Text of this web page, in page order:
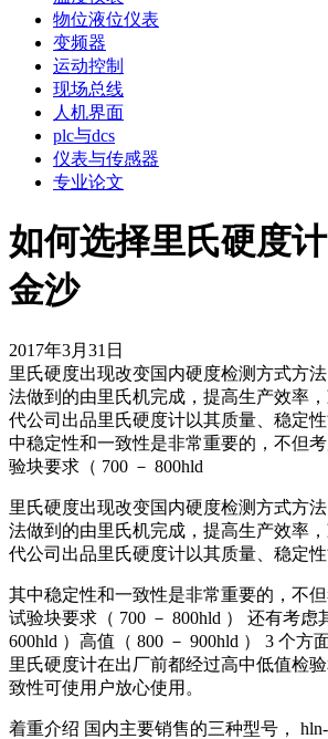
物位液位仪表
变频器
运动控制
现场总线
人机界面
plc与dcs
仪表与传感器
专业论文
如何选择里氏硬度
金沙
2017年3月31日
里氏硬度出现改变国内硬度检测方式方
法做到的由里氏机完成，提高生产效率
代公司出品里氏硬度计以其质量、稳定
中稳定性和一致性是非常重要的，不但
验块要求（ 700 － 800hld
里氏硬度出现改变国内硬度检测方式方
法做到的由里氏机完成，提高生产效率
代公司出品里氏硬度计以其质量、稳定性
其中稳定性和一致性是非常重要的，不
试验块要求（ 700 － 800hld ） 还有考虑
600hld ）高值（ 800 － 900hld ） 3 个方
里氏硬度计在出厂前都经过高中低值检
致性可使用户放心使用。
着重介绍 国内主要销售的三种型号， hln-